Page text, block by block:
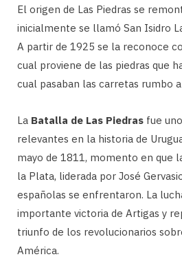
El origen de Las Piedras se
inicialmente se llamó San Isidro
A partir de 1925 se la reconoce
cual proviene de las piedras que
cual pasaban las carretas rumbo
La Batalla de Las Piedras fue
relevantes en la historia de
mayo de 1811, momento en que
la Plata, liderada por José
españolas se enfrentaron. La
importante victoria de Artigas y
triunfo de los revolucionarios
América.